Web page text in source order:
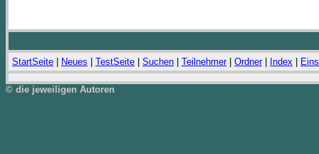
StartSeite Neues TestSeite Suchen Teilnehmer| Ordner| Index
© die jeweiligen Autoren